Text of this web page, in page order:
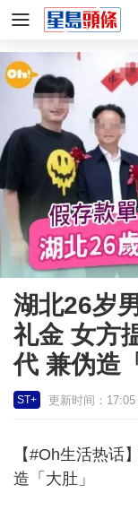
湖北26岁
礼金 女方
代 兼伪造
ST+ 更新时间：
【#Oh生活热话
造「大肚」